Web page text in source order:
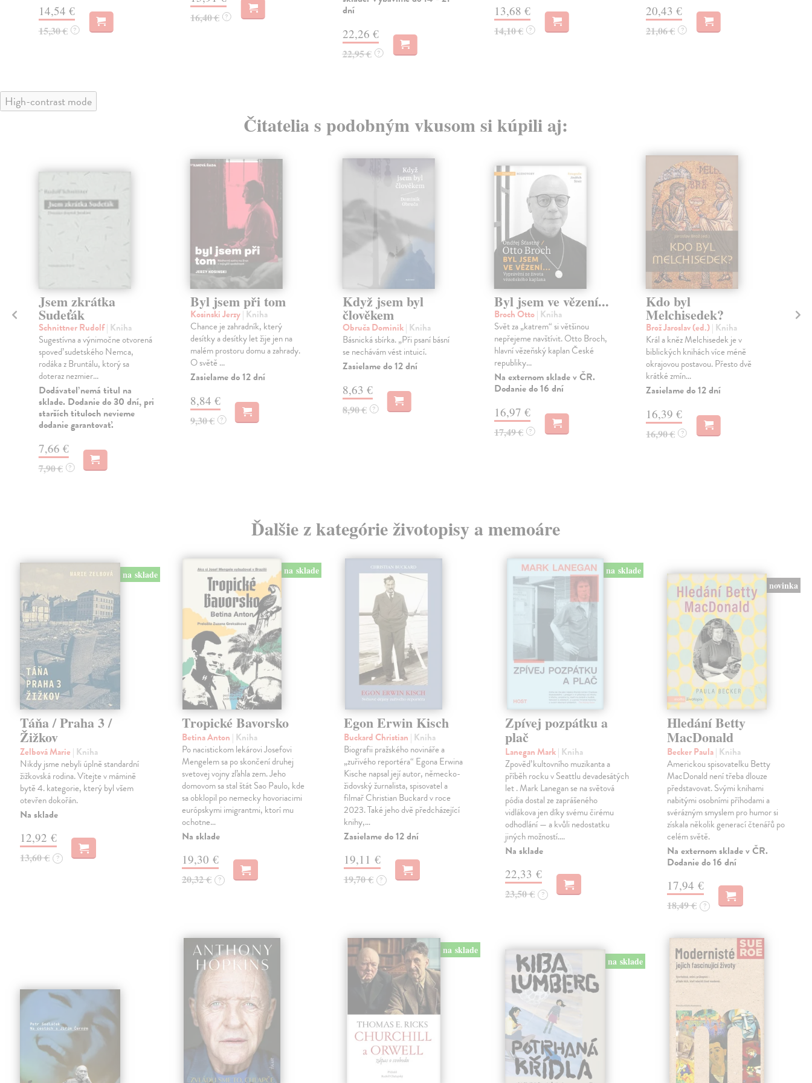
14,54 €
15,30 € ?
16,40 € ? dní
22,26 €
22,95 € ?
13,68 €
14,10 € ?
20,43 €
21,06 € ?
High-contrast mode
Čitatelia s podobným vkusom si kúpili aj:
Jsem zkrátka
Sudeťák
Schnittner Rudolf| Kniha
Sugestívna a výnimočne otvorená
spoveď sudetského Nemca,
rodáka z Bruntálu, ktorý sa
doteraz nezmier...
Dodávateľ nemá titul na
sklade. Dodanie do 30 dní, pri
starších tituloch nevieme
dodanie garantovať.
7,66 €
7,90 € ?
Byl jsem při tom
Kosinski Jerzy| Kniha
Chance je zahradník, který
desítky a desítky let žije jen na
malém prostoru domu a zahrady.
O světě ...
Zasielame do 12 dní
8,84 €
9,30 € ?
Když jsem byl
člověkem
Obruča Dominik| Kniha
Básnická sbírka. „Při psaní básní
se nechávám vést intuicí.
Zasielame do 12 dní
8,63 €
8,90 € ?
Byl jsem ve vězení...
Broch Otto| Kniha
Svět za „katrem“ si většinou
nepřejeme navštívit. Otto Broch,
hlavní vězeňský kaplan České
republiky...
Na externom sklade v ČR.
Dodanie do 16 dní
16,97 €
17,49 € ?
Kdo byl
Melchisedek?
Brož Jaroslav (ed.)| Kniha
Král a kněz Melchisedek je v
biblických knihách více méně
okrajovou postavou. Přesto dvě
krátké zmín...
Zasielame do 12 dní
16,39 €
16,90 € ?
Ďalšie z kategórie životopisy a memoáre
na sklade
Táňa / Praha 3 /
Žižkov
Zelbová Marie | Kniha
Nikdy jsme nebyli úplně standardní
žižkovská rodina. Vítejte v mámině
bytě 4. kategorie, který byl všem
otevřen dokořán.
Na sklade
12,92 €
13,60 € ?
na sklade
Tropické Bavorsko
Betina Anton | Kniha
Po nacistickom lekárovi Josefovi
Mengelem sa po skončení druhej
svetovej vojny zľahla zem. Jeho
domovom sa stal štát Sao Paulo, kde
sa obklopil po nemecky hovoriacimi
európskymi imigrantmi, ktorí mu
ochotne…
Na sklade
19,30 €
20,32 € ?
Egon Erwin Kisch
Buckard Christian | Kniha
Biografii pražského novináře a
„zuřivého reportéra“ Egona Erwina
Kische napsal její autor, německo-
židovský žurnalista, spisovatel a
filmař Christian Buckard v roce
2023. Také jeho dvě předcházející
knihy,…
Zasielame do 12 dní
19,11 €
19,70 € ?
na sklade
Zpívej pozpátku a
plač
Lanegan Mark| Kniha
Zpověď kultovního muzikanta a
příběh rocku v Seattlu devadesátých
let . Mark Lanegan se na světová
pódia dostal ze zaprášeného
vidlákova jen díky svému čirému
odhodlání — a kvůli nedostatku
jiných možností.…
Na sklade
22,33 €
23,50 € ?
novinka
Hledání Betty
MacDonald
Becker Paula| Kniha
Americkou spisovatelku Betty
MacDonald není třeba dlouze
představovat. Svými knihami
nabitými osobními příhodami a
svérázným smyslem pro humor si
získala několik generací čtenářů po
celém světě.
Na externom sklade v ČR.
Dodanie do 16 dní
17,94 €
18,49 € ?
na sklade
na sklade